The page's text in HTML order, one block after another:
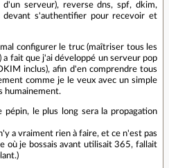
d'un serveur), reverse dns, spf, dkim,
devant s'authentifier pour recevoir et
configurer le truc (maîtriser tous les
a fait que j'ai développé un serveur pop
inclus), afin d'en comprendre tous
comme je le veux avec un simple
humainement.
le plus long sera la propagation
a vraiment rien à faire, et ce n'est pas
où je bossais avant utilisait 365, fallait